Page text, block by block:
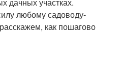
любому садоводу-
как пошагово